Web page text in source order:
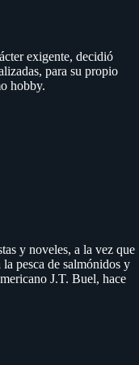
exigente, decidió
para su propio
hobby.
y noveles, a la vez que
pesca de salmónidos y
J.T. Buel, hace